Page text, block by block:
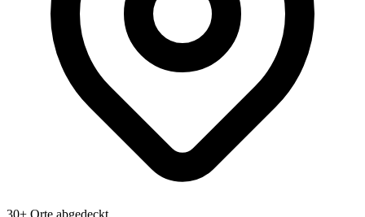
30+ Orte abgedeckt